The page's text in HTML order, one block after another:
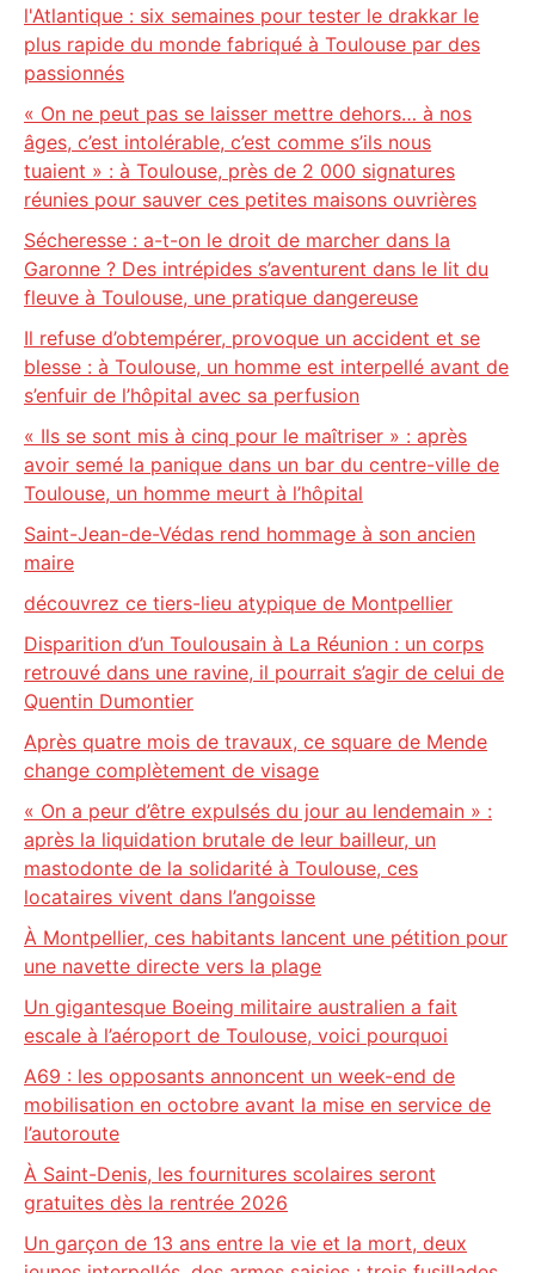
l'Atlantique : six semaines pour tester le drakkar le
plus rapide du monde fabriqué à Toulouse par des
passionnés
« On ne peut pas se laisser mettre dehors… à nos
âges, c’est intolérable, c’est comme s’ils nous
tuaient » : à Toulouse, près de 2 000 signatures
réunies pour sauver ces petites maisons ouvrières
Sécheresse : a-t-on le droit de marcher dans la
Garonne ? Des intrépides s’aventurent dans le lit du
fleuve à Toulouse, une pratique dangereuse
Il refuse d’obtempérer, provoque un accident et se
blesse : à Toulouse, un homme est interpellé avant de
s’enfuir de l’hôpital avec sa perfusion
« Ils se sont mis à cinq pour le maîtriser » : après
avoir semé la panique dans un bar du centre-ville de
Toulouse, un homme meurt à l’hôpital
Saint-Jean-de-Védas rend hommage à son ancien
maire
découvrez ce tiers-lieu atypique de Montpellier
Disparition d’un Toulousain à La Réunion : un corps
retrouvé dans une ravine, il pourrait s’agir de celui de
Quentin Dumontier
Après quatre mois de travaux, ce square de Mende
change complètement de visage
« On a peur d’être expulsés du jour au lendemain » :
après la liquidation brutale de leur bailleur, un
mastodonte de la solidarité à Toulouse, ces
locataires vivent dans l’angoisse
À Montpellier, ces habitants lancent une pétition pour
une navette directe vers la plage
Un gigantesque Boeing militaire australien a fait
escale à l’aéroport de Toulouse, voici pourquoi
A69 : les opposants annoncent un week-end de
mobilisation en octobre avant la mise en service de
l’autoroute
À Saint-Denis, les fournitures scolaires seront
gratuites dès la rentrée 2026
Un garçon de 13 ans entre la vie et la mort, deux